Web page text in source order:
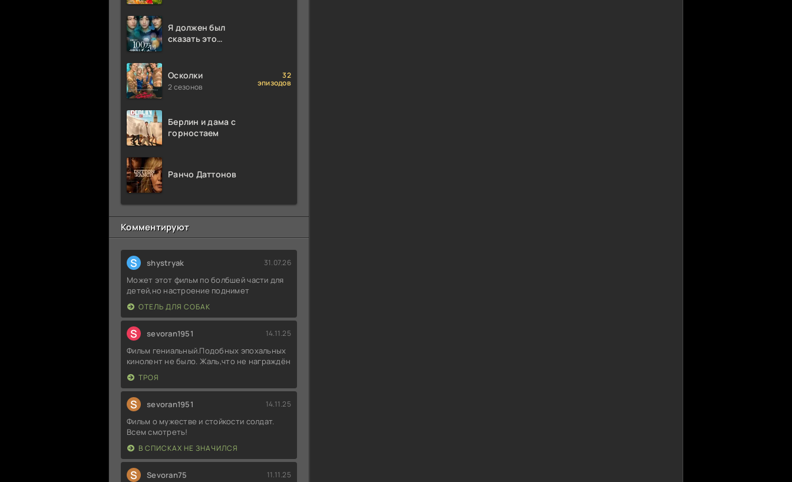
Я должен был
сказать это
Осколки
2 сезонов
32
эпизодов
Берлин и дама с
горностаем
Ранчо Даттонов
Комментируют
S shystryak 31.07.26
Может этот фильм по болбшей части для
детей,но настроение поднимет
ОТЕЛЬ ДЛЯ СОБАК
S sevoran1951 14.11.25
Фильм гениальный.Подобных эпохальных
кинолент не было. Жаль,что не награждён
ТРОЯ
S sevoran1951 14.11.25
Фильм о мужестве и стойкости солдат.
Всем смотреть!
В СПИСКАХ НЕ ЗНАЧИЛСЯ
S Sevoran75 11.11.25